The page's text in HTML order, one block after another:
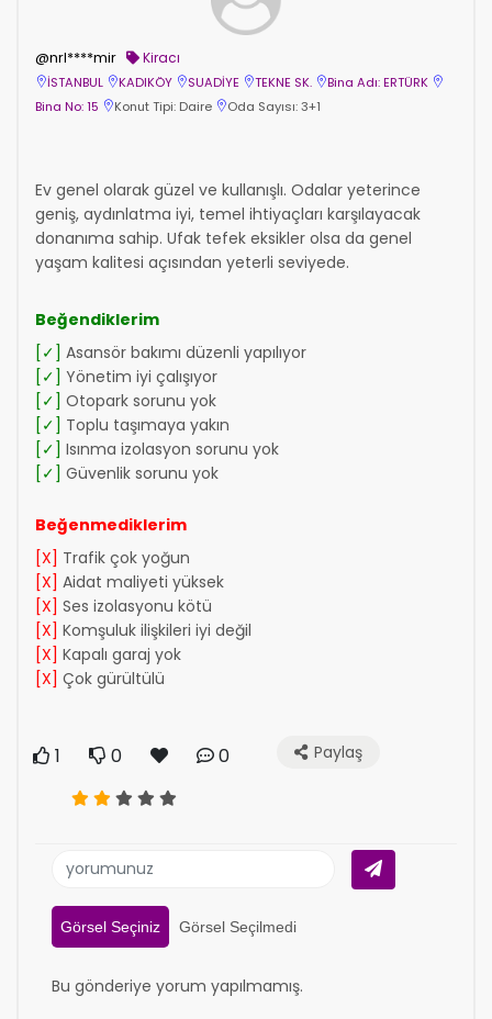
@nrl****mir Kiracı
İSTANBUL KADIKÖY SUADİYE TEKNE SK.
Bina Adı: ERTÜRK
Bina No: 15
Konut Tipi: Daire Oda Sayısı: 3+1
Ev genel olarak güzel ve kullanışlı. Odalar yeterince
geniş, aydınlatma iyi, temel ihtiyaçları karşılayacak
donanıma sahip. Ufak tefek eksikler olsa da genel
yaşam kalitesi açısından yeterli seviyede.
Beğendiklerim
[✓] Asansör bakımı düzenli yapılıyor
[✓] Yönetim iyi çalışıyor
[✓] Otopark sorunu yok
[✓] Toplu taşımaya yakın
[✓] Isınma izolasyon sorunu yok
[✓] Güvenlik sorunu yok
Beğenmediklerim
[X] Trafik çok yoğun
[X] Aidat maliyeti yüksek
[X] Ses izolasyonu kötü
[X] Komşuluk ilişkileri iyi değil
[X] Kapalı garaj yok
[X] Çok gürültülü
1 0 0 Paylaş
Görsel Seçiniz Görsel Seçilmedi
Bu gönderiye yorum yapılmamış.